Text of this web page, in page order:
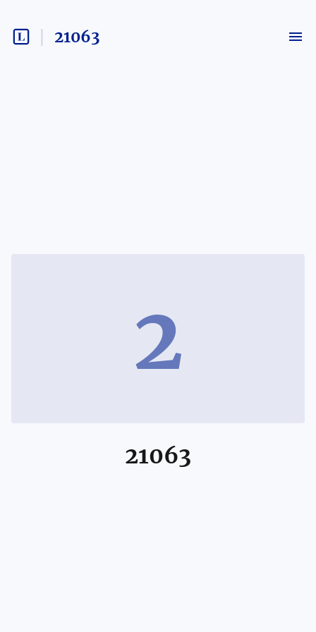
21063
2
21063